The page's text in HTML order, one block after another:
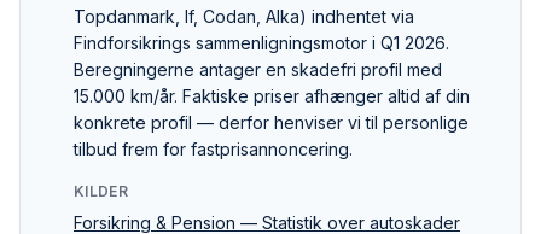
Topdanmark, If, Codan, Alka) indhentet via
Findforsikrings sammenlignings­motor i Q1 2026.
Beregningerne antager en skadefri profil med
15.000 km/år. Faktiske priser afhænger altid af din
konkrete profil — derfor henviser vi til personlige
tilbud frem for fastpris­annoncering.
KILDER
Forsikring & Pension — Statistik over autoskader